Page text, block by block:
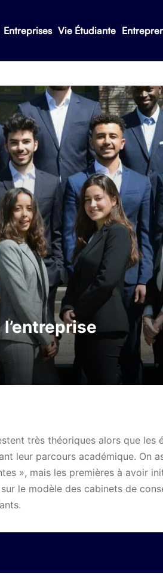
Entreprises Vie Étudiante
très théoriques alors que les
leur parcours académique. On
», mais les premières à avoir
le modèle des cabinets de